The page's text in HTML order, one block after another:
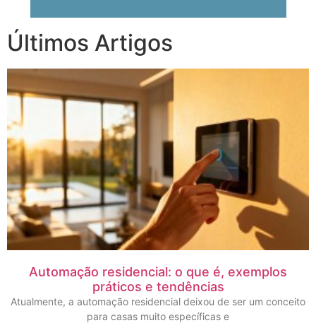
Últimos Artigos
Automação residencial: o que é, exemplos
práticos e tendências
Atualmente, a automação residencial deixou de ser um conceito
para casas muito específicas e